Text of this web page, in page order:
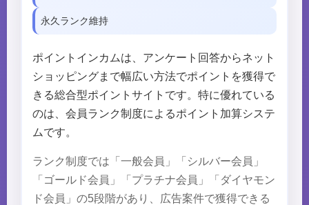
永久ランク維持
ポイントインカムは、アンケート回答からネット
ショッピングまで幅広い方法でポイントを獲得で
きる総合型ポイントサイトです。特に優れている
のは、会員ランク制度によるポイント加算システ
ムです。
ランク制度では「一般会員」「シルバー会員」
「ゴールド会員」「プラチナ会員」「ダイヤモン
ド会員」の5段階があり、広告案件で獲得できる